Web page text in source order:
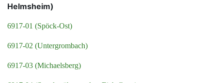
Helmsheim)
6917-01 (Spöck-Ost)
6917-02 (Untergrombach)
6917-03 (Michaelsberg)